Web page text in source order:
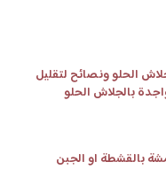
الحلو ونصائح لتقليل
بالجلاش الحلو
بالقشطة او الجبن